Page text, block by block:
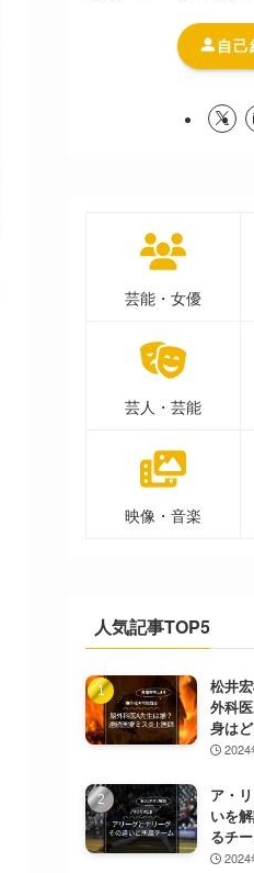
自
芸能・女優
芸人・芸能
映像・音楽
人気記事TOP5
松井
外科
身は
2024
ア・
いを
るチ
2024